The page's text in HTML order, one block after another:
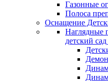
Газонные
Полоса
Оснащение
Наглядные
детский